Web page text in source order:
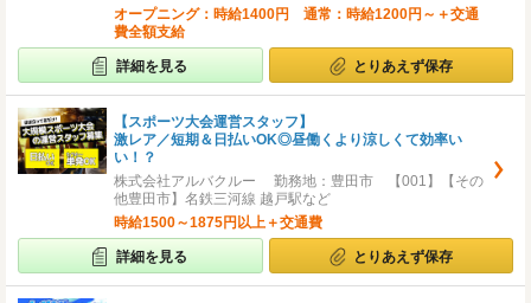
オープニング：時給1400円 通常：時給1200円～＋交通
費全額支給
詳細を見る とりあえず保存
【スポーツ大会運営スタッフ】
激レア／短期＆日払いOK◎昼働くより涼しくて効率い
い！？
株式会社アルバクルー 勤務地：豊田市 【001】【その
他豊田市】名鉄三河線 越戸駅など
時給1500～1875円以上＋交通費
詳細を見る とりあえず保存